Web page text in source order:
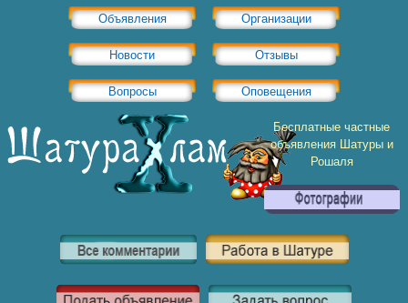
Объявления Организации
Новости Отзывы
Вопросы Оповещения
Бесплатные частные
объявления Шатуры и
Рошаля